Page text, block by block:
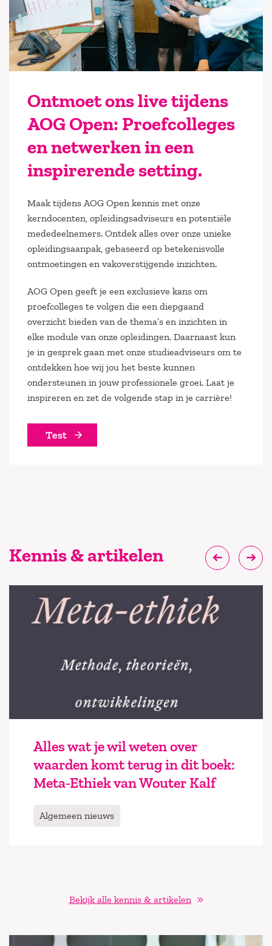
Ontmoet ons live tijdens
AOG Open: Proefcolleges
en netwerken in een
inspirerende setting.
Maak tijdens AOG Open kennis met onze
kerndocenten, opleidingsadviseurs en potentiële
mededeelnemers. Ontdek alles over onze unieke
opleidingsaanpak, gebaseerd op betekenisvolle
ontmoetingen en vakoverstijgende inzichten.
AOG Open geeft je een exclusieve kans om
proefcolleges te volgen die een diepgaand
overzicht bieden van de thema’s en inzichten in
elke module van onze opleidingen. Daarnaast kun
je in gesprek gaan met onze studieadviseurs om te
ontdekken hoe wij jou het beste kunnen
ondersteunen in jouw professionele groei. Laat je
inspireren en zet de volgende stap in je carrière!
Test
Kennis & artikelen
Alles wat je wil weten over
waarden komt terug in dit boek:
Meta-Ethiek van Wouter Kalf
Algemeen nieuws
Bekijk alle kennis & artikelen